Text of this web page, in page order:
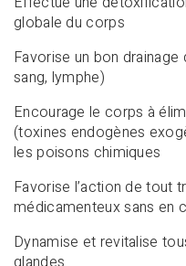
globale du corps
Favorise un bon
sang, lymphe)
Encourage le corps à
(toxines endogènes
les poisons chimiques
Favorise l’action de tout
médicamenteux sans en
Dynamise et revitalise